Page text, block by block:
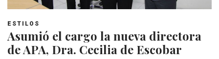
ESTILOS
Asumió el cargo la nueva directora
de APA, Dra. Cecilia de Escobar